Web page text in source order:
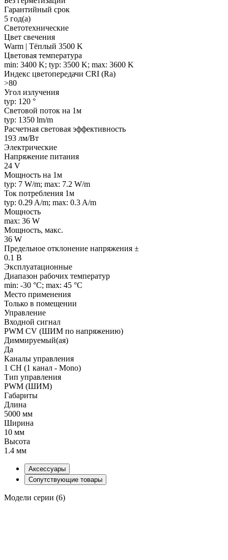
Гарантийный срок
5 год(а)
Светотехнические
Цвет свечения
Warm | Тёплый 3500 K
Цветовая температура
min: 3400 K; typ: 3500 K; max: 3600 K
Индекс цветопередачи CRI (Ra)
>80
Угол излучения
typ: 120 °
Световой поток на 1м
typ: 1350 lm/m
Расчетная световая эффективность
193 лм/Вт
Электрические
Напряжение питания
24 V
Мощность на 1м
typ: 7 W/m; max: 7.2 W/m
Ток потребления 1м
typ: 0.29 A/m; max: 0.3 A/m
Мощность
max: 36 W
Мощность, макс.
36 W
Предельное отклонение напряжения ±
0.1 В
Эксплуатационные
Диапазон рабочих температур
min: -30 °C; max: 45 °C
Место применения
Только в помещении
Управление
Входной сигнал
PWM СV (ШИМ по напряжению)
Диммируемый(ая)
Да
Каналы управления
1 CH (1 канал - Mono)
Тип управления
PWM (ШИМ)
Габариты
Длина
5000 мм
Ширина
10 мм
Высота
1.4 мм
Аксессуары
Сопутствующие товары
Модели серии (6)